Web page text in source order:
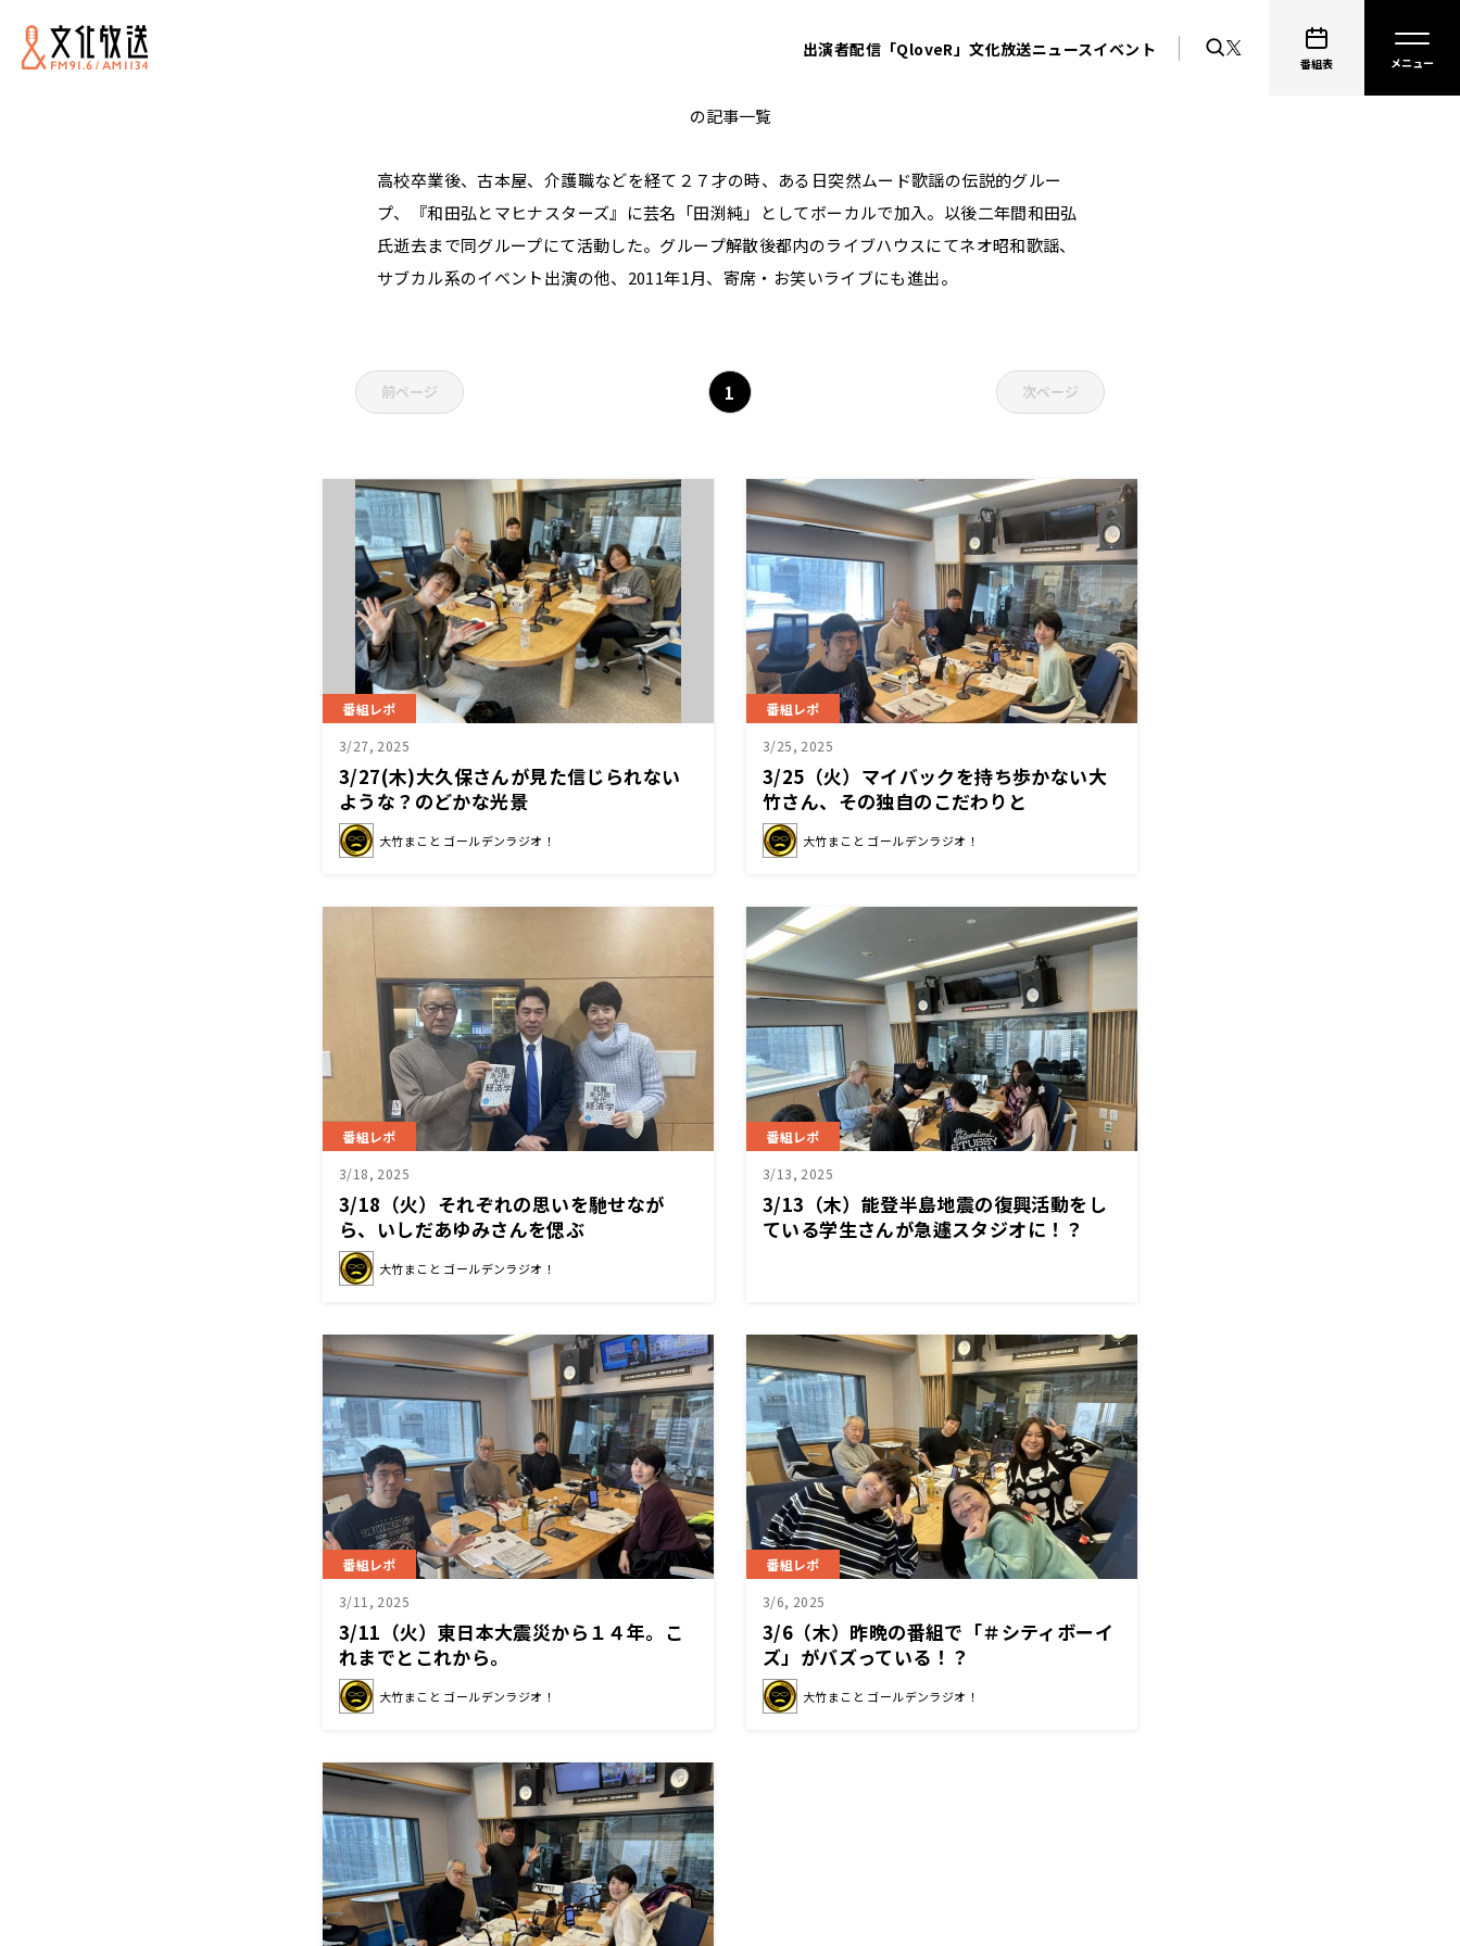
出演者配信「QloveR」文化放送ニュースイベント
番組表
タブレット純
の記事一覧
高校卒業後、古本屋、介護職などを経て２７才の時、ある日突然ムード歌謡の伝説的グルー
プ、『和田弘とマヒナスターズ』に芸名「田渕純」としてボーカルで加入。以後二年間和田弘
氏逝去まで同グループにて活動した。グループ解散後都内のライブハウスにてネオ昭和歌謡、
サブカル系のイベント出演の他、2011年1月、寄席・お笑いライブにも進出。
前ページ 1 次ページ
番組レポ
3/27, 2025
3/27(木)大久保さんが見た信じられない
ような？のどかな光景
大竹まこと ゴールデンラジオ！
番組レポ
3/25, 2025
3/25（火）マイバックを持ち歩かない大
竹さん、その独自のこだわりと
は、、、？
大竹まこと ゴールデンラジオ！
番組レポ
3/18, 2025
3/18（火）それぞれの思いを馳せなが
ら、いしだあゆみさんを偲ぶ
大竹まこと ゴールデンラジオ！
番組レポ
3/13, 2025
3/13（木）能登半島地震の復興活動をし
ている学生さんが急遽スタジオに！？
番組レポ
3/11, 2025
3/11（火）東日本大震災から１４年。こ
れまでとこれから。
大竹まこと ゴールデンラジオ！
番組レポ
3/6, 2025
3/6（木）昨晩の番組で「＃シティボーイ
ズ」がバズっている！？
大竹まこと ゴールデンラジオ！